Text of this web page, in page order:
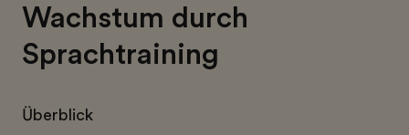
Wachstum durch
Sprachtraining
Überblick